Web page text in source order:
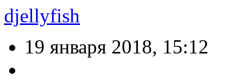
djellyfish
19 января 2018, 15:12